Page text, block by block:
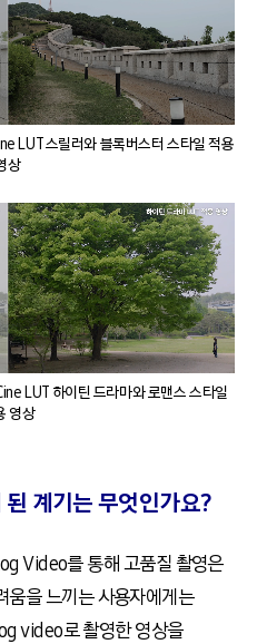
LUT 스릴러와 블록버스터 스타일 적용
상
LUT 하이틴 드라마와 로맨스 스타일
영상
계기는 무엇인가요?
Video를 통해 고품질 촬영은
움을 느끼는 사용자에게는
video로 촬영한 영상을